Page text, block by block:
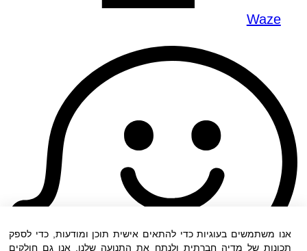
Waze
אנו משתמשים בעוגיות כדי להתאים אישית תוכן ומודעות, כדי לספק
תכונות של מדיה חברתית ולנתח את התנועה שלנו. אנו גם חולקים